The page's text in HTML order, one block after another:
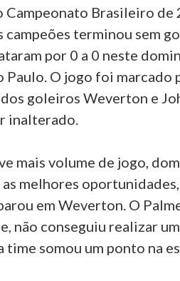
Campeonato Brasileiro
terminou sem
por 0 a 0 neste
Paulo. O jogo foi
goleiros Weverton e
inalterado.
mais volume de jogo,
melhores
em Weverton. O
não conseguiu realizar
time somou um ponto na